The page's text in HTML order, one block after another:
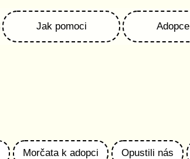
Jak pomoci Adopce
Morčata k adopci Opustili nás